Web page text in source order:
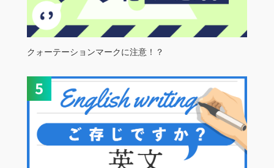
クォーテーションマークに注意！？